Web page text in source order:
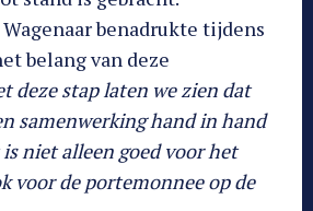
benadrukte tijdens
belang van deze
deze stap laten we zien dat
samenwerking hand in hand
niet alleen goed voor het
voor de portemonnee op de